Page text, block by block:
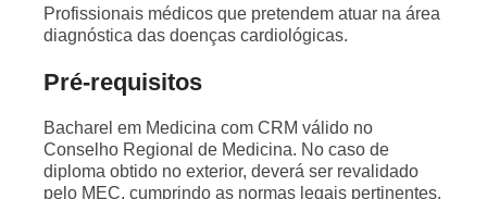
Profissionais médicos que pretendem atuar na área
diagnóstica das doenças cardiológicas.
Pré-requisitos
Bacharel em Medicina com CRM válido no
Conselho Regional de Medicina. No caso de
diploma obtido no exterior, deverá ser revalidado
pelo MEC, cumprindo as normas legais pertinentes.